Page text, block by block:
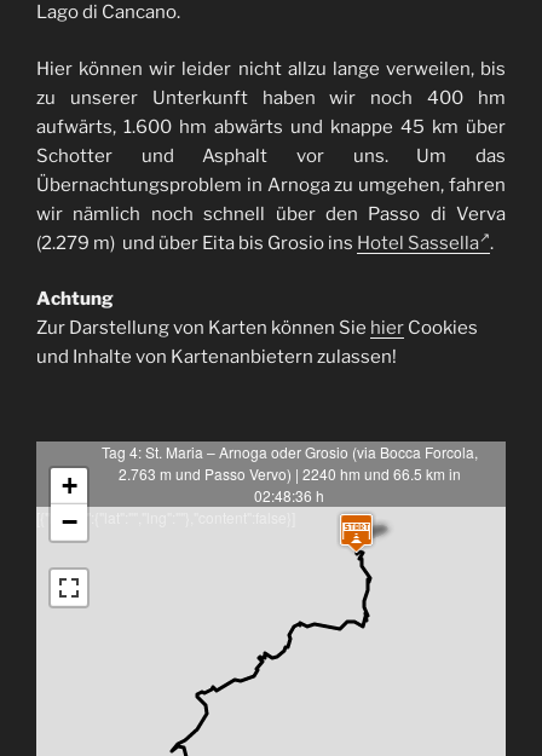
Lago di Cancano.
Hier können wir leider nicht allzu lange verweilen, bis
zu unserer Unterkunft haben wir noch 400 hm
aufwärts, 1.600 hm abwärts und knappe 45 km über
Schotter und Asphalt vor uns. Um das
Übernachtungsproblem in Arnoga zu umgehen, fahren
wir nämlich noch schnell über den Passo di Verva
(2.279 m) und über Eita bis Grosio ins Hotel Sassella .
Achtung
Zur Darstellung von Karten können Sie hier Cookies
und Inhalte von Kartenanbietern zulassen!
Tag 4: St. Maria – Arnoga oder Grosio (via Bocca Forcola,
2.763 m und Passo Vervo) | 2240 hm und 66.5 km in
02:48:36 h
[{"latlng":{"lat":"","lng":""},"content":false}]
+
−